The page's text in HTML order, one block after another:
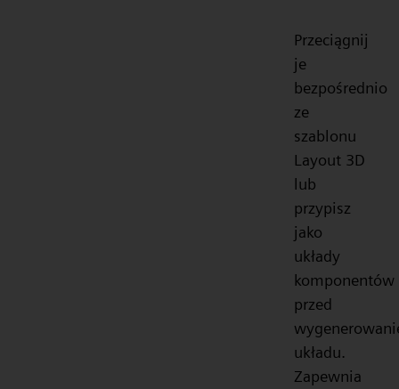
Przeciągnij
je
bezpośrednio
ze
szablonu
Layout 3D
lub
przypisz
jako
układy
komponentów
przed
układu.
Zapewnia